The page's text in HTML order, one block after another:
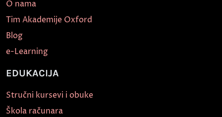
O nama
Tim Akademije Oxford
Blog
e-Learning
EDUKACIJA
Stručni kursevi i obuke
Škola računara